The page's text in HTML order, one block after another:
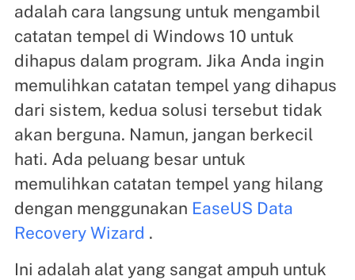
adalah cara langsung untuk mengambil
catatan tempel di Windows 10 untuk
dihapus dalam program. Jika Anda ingin
memulihkan catatan tempel yang dihapus
dari sistem, kedua solusi tersebut tidak
akan berguna. Namun, jangan berkecil
hati. Ada peluang besar untuk
memulihkan catatan tempel yang hilang
dengan menggunakan EaseUS Data
Recovery Wizard .
Ini adalah alat yang sangat ampuh untuk